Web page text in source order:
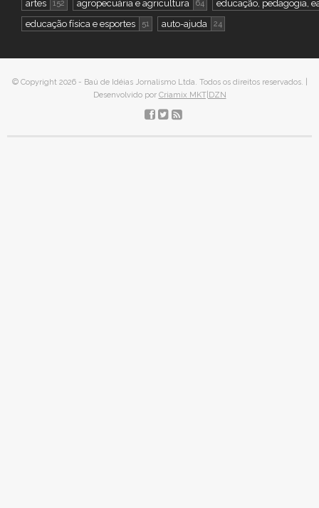
artes
152 agropecuária e agricultura 64
educação, pedagogia,
educação física e esportes
51 auto-ajuda 24
© Copyright 2026 - Baú de Idéias Jornalismo Ltda. Todos os direitos reservados. |
Desenvolvido por Criamix MKT|DZN